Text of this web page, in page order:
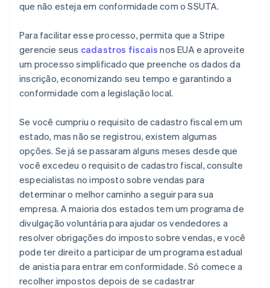
que não esteja em conformidade com o SSUTA.
Para facilitar esse processo, permita que a Stripe
gerencie seus cadastros fiscais nos EUA e aproveite
um processo simplificado que preenche os dados da
inscrição, economizando seu tempo e garantindo a
conformidade com a legislação local.
Se você cumpriu o requisito de cadastro fiscal em um
estado, mas não se registrou, existem algumas
opções. Se já se passaram alguns meses desde que
você excedeu o requisito de cadastro fiscal, consulte
especialistas no imposto sobre vendas para
determinar o melhor caminho a seguir para sua
empresa. A maioria dos estados tem um programa de
divulgação voluntária para ajudar os vendedores a
resolver obrigações do imposto sobre vendas, e você
pode ter direito a participar de um programa estadual
de anistia para entrar em conformidade. Só comece a
recolher impostos depois de se cadastrar